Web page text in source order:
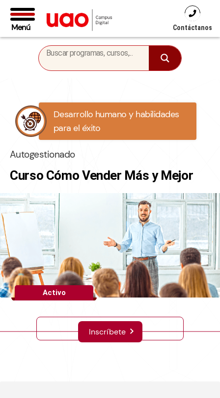
Menú Contáctanos
Desarrollo humano y habilidades
para el éxito
Autogestionado
Curso Cómo Vender Más y Mejor
Activo
Inscríbete